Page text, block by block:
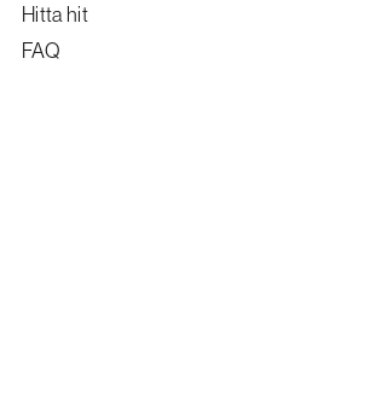
Hitta hit
FAQ